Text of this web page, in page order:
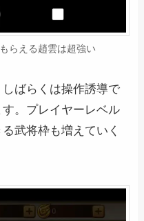
らえる趙雲は超強い
ばらくは操作誘導で
。プレイヤーレベル
武将枠も増えていく